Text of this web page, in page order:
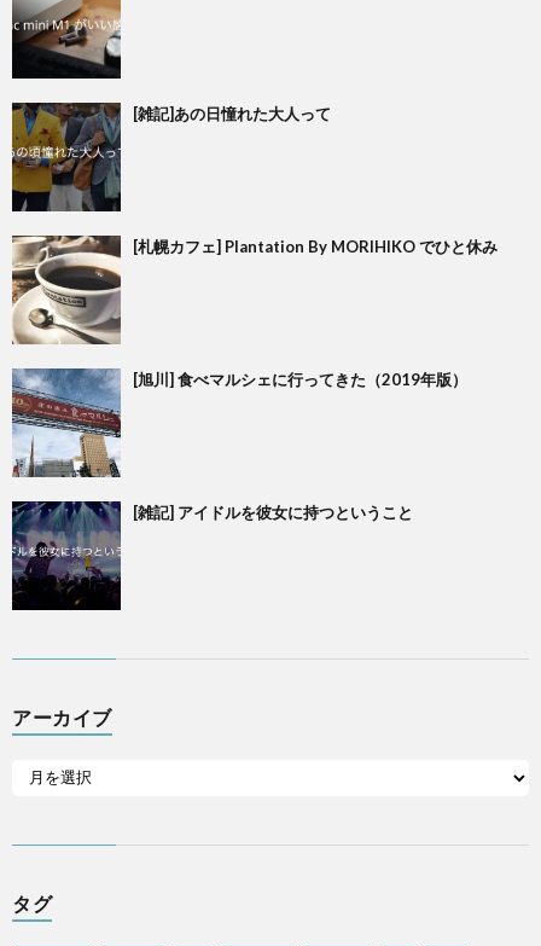
[雑記]あの日憧れた大人って
[札幌カフェ] Plantation By MORIHIKO でひと休み
[旭川] 食べマルシェに行ってきた（2019年版）
[雑記] アイドルを彼女に持つということ
アーカイブ
タグ